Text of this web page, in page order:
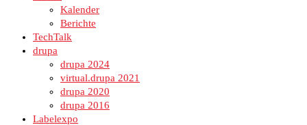
Kalender
Berichte
TechTalk
drupa
drupa 2024
virtual.drupa 2021
drupa 2020
drupa 2016
Labelexpo